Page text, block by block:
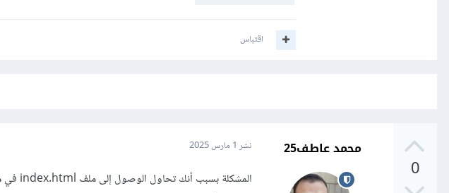
اقتباس
0
محمد عاطف25 نشر 1 مارس 2025